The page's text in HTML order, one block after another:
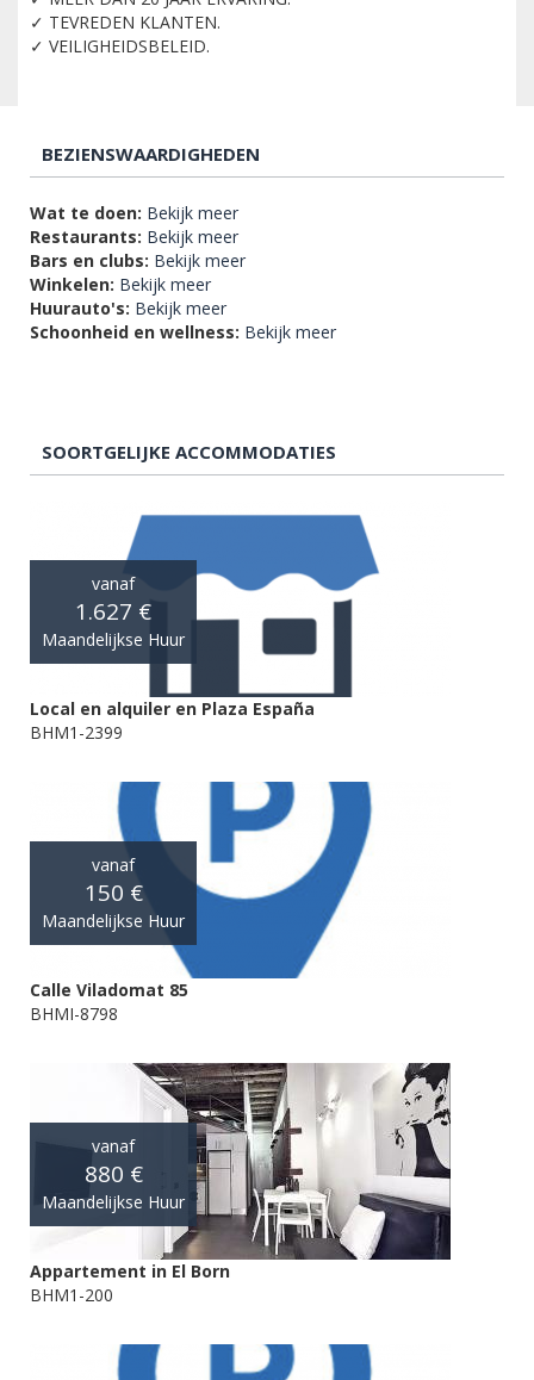
✓ TEVREDEN KLANTEN.
✓ VEILIGHEIDSBELEID.
BEZIENSWAARDIGHEDEN
Wat te doen: Bekijk meer
Restaurants: Bekijk meer
Bars en clubs: Bekijk meer
Winkelen: Bekijk meer
Huurauto's: Bekijk meer
Schoonheid en wellness: Bekijk meer
SOORTGELIJKE ACCOMMODATIES
vanaf
1.627 €
Maandelijkse Huur
Local en alquiler en Plaza España
BHM1-2399
vanaf
150 €
Maandelijkse Huur
Calle Viladomat 85
BHMI-8798
vanaf
880 €
Maandelijkse Huur
Appartement in El Born
BHM1-200